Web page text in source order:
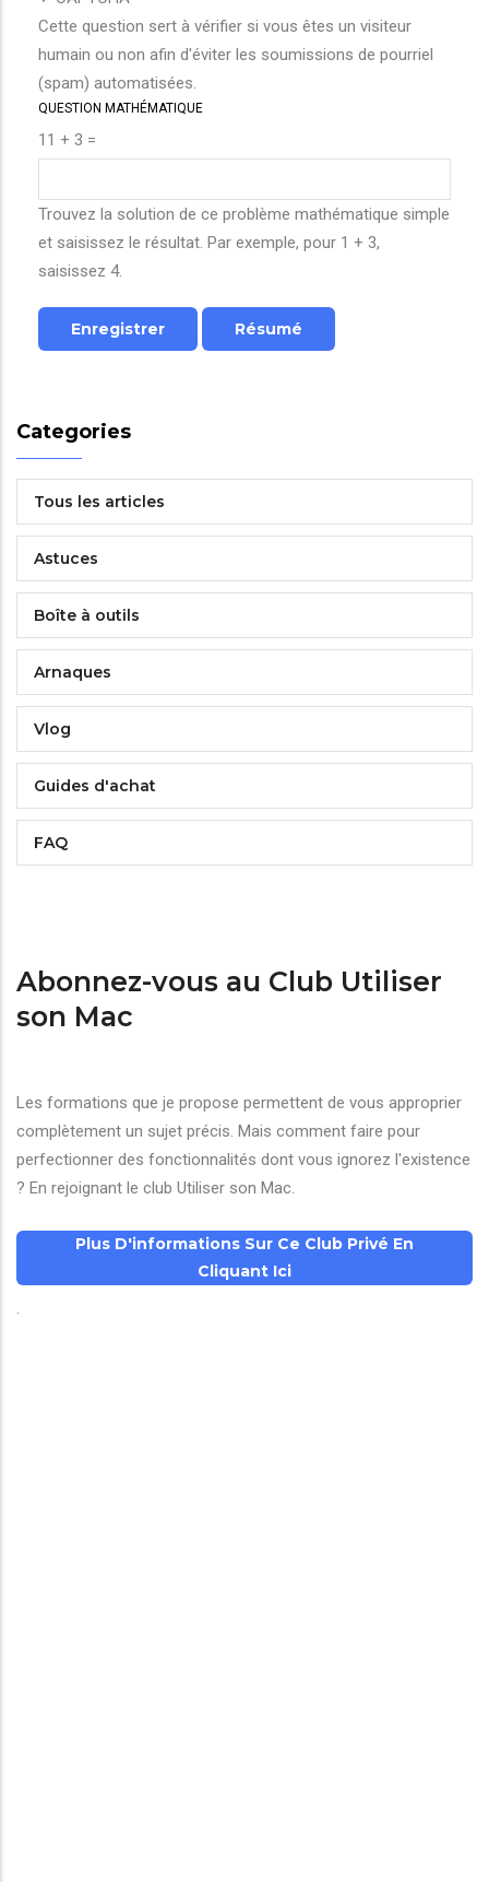
Cette question sert à vérifier si vous êtes un visiteur
humain ou non afin d'éviter les soumissions de pourriel
(spam) automatisées.
QUESTION MATHÉMATIQUE
11 + 3 =
Trouvez la solution de ce problème mathématique simple
et saisissez le résultat. Par exemple, pour 1 + 3,
saisissez 4.
Categories
Tous les articles
Astuces
Boîte à outils
Arnaques
Vlog
Guides d'achat
FAQ
Abonnez-vous au Club Utiliser
son Mac
Les formations que je propose permettent de vous approprier
complètement un sujet précis. Mais comment faire pour
perfectionner des fonctionnalités dont vous ignorez l'existence
? En rejoignant le club Utiliser son Mac.
Plus D'informations Sur Ce Club Privé En
Cliquant Ici
.